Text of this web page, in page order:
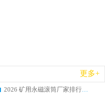
更多+
2026 矿用永磁滚筒厂家排行榜选购指南，行业口碑领域强者华体会手机网页版-华体会(中国)